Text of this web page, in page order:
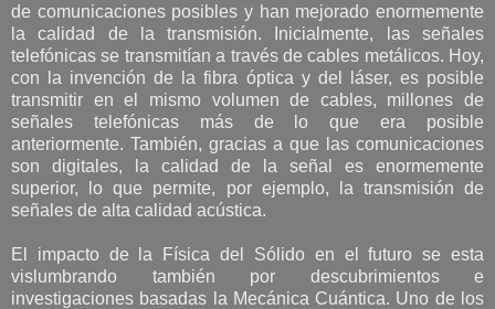
de comunicaciones posibles y han mejorado enormemente
la calidad de la transmisión. Inicialmente, las señales
telefónicas se transmitían a través de cables metálicos. Hoy,
con la invención de la fibra óptica y del láser, es posible
transmitir en el mismo volumen de cables, millones de
señales telefónicas más de lo que era posible
anteriormente. También, gracias a que las comunicaciones
son digitales, la calidad de la señal es enormemente
superior, lo que permite, por ejemplo, la transmisión de
señales de alta calidad acústica.
El impacto de la Física del Sólido en el futuro se esta
vislumbrando también por descubrimientos e
investigaciones basadas la Mecánica Cuántica. Uno de los